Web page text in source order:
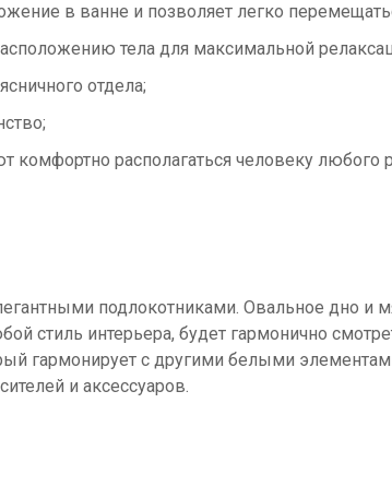
в ванне и позволяет легко
тела для максимальной
отдела;
располагаться человеку любого
подлокотниками. Овальное дно
стиль интерьера, будет гармонично
гармонирует с другими белыми
и аксессуаров.